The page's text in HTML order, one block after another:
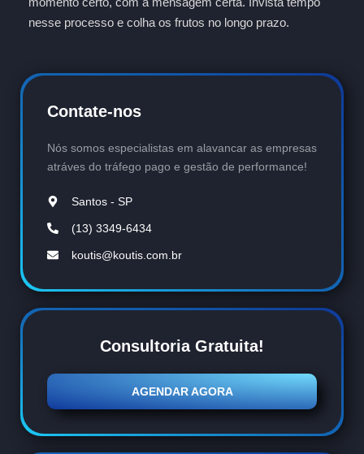
Contate-nos
Nós somos especialistas em alavancar as empresas
atráves do tráfego pago e gestão de performance!
Santos - SP
(13) 3349-6434
koutis@koutis.com.br
Consultoria Gratuita!
AGENDAR AGORA
nesse processo e colha os frutos no longo prazo.